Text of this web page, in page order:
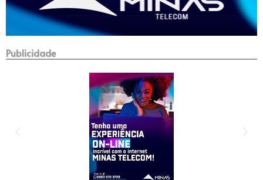
Publicidade